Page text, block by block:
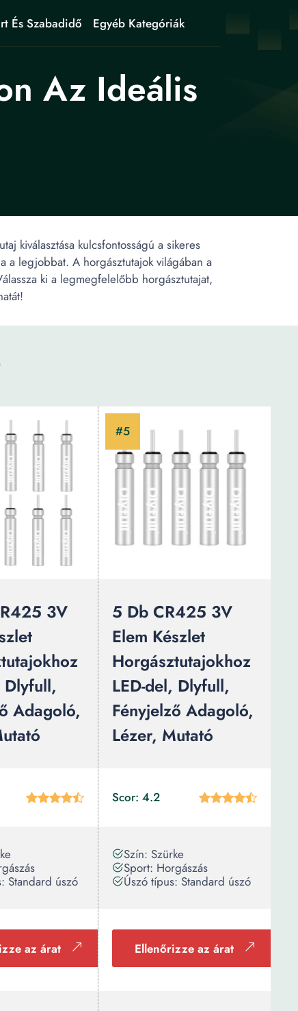
És Szabadidő Egyéb Kategóriák
Az Ideális
kiválasztása kulcsfontosságú a sikeres
a legjobbat. A horgásztutajok világában a
ki a legmegfelelőbb horgásztutajat,
3V
Dlyfull,
Adagoló,
Standard úszó
az árat
5 Db CR425 3V
Elem Készlet
Horgásztutajokhoz
LED-del, Dlyfull,
Fényjelző Adagoló,
Lézer, Mutató
Scor: 4.2
Szín: Szürke
Sport: Horgászás
Úszó típus: Standard úszó
Ellenőrizze az árat